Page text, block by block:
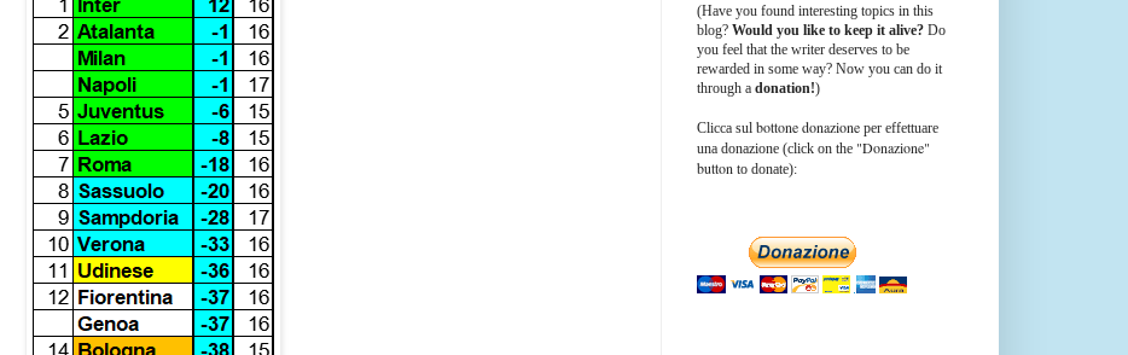
(Have you found interesting topics in this
blog? Would you like to keep it alive? Do
you feel that the writer deserves to be
rewarded in some way? Now you can do it
through a donation!)
Clicca sul bottone donazione per effettuare
una donazione (click on the "Donazione"
button to donate):